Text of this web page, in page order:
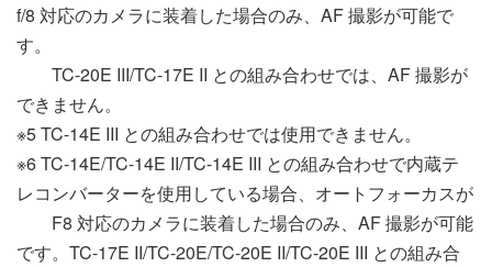
f/8 対応のカメラに装着した場合のみ、AF 撮影が可能で
す。
TC-20E III/TC-17E II との組み合わせでは、AF 撮影が
できません。
※5 TC-14E III との組み合わせでは使用できません。
※6 TC-14E/TC-14E II/TC-14E III との組み合わせで内蔵テ
レコンバーターを使用している場合、オートフォーカスが
F8 対応のカメラに装着した場合のみ、AF 撮影が可能
です。TC-17E II/TC-20E/TC-20E II/TC-20E III との組み合